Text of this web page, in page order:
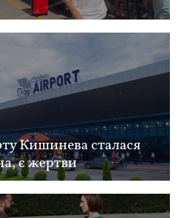
Кишинева сталася
є жертви